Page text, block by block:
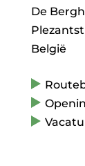
De
België